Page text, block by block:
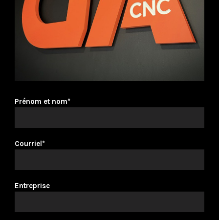
Prénom et nom*
Courriel*
Entreprise